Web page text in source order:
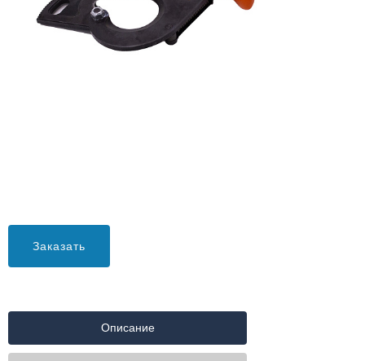
Заказать
Описание